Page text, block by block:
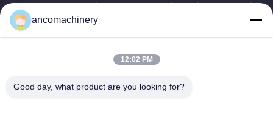
Zhangjiagang शहर, सुज़ौ शहर, Jiangsu प्रांत में स्थित है। यह एक उद्यम है कि
त्वरित लिंक
हमारे बारे में
फैक्टरी यात्रा
गुणवत्ता नियंत्रण
ancomachinery
12:02 PM
Good day, what product are you looking for?